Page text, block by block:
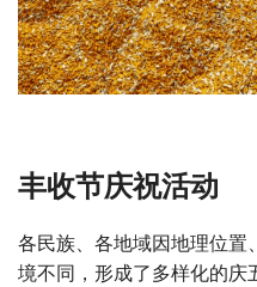
丰收节庆祝活动
各民族、各地域因地理位
境不同，形成了多样化的庆